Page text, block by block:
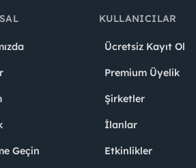
Geçin
KULLANICILAR
Ücretsiz Kayıt Ol
Premium Üyelik
Şirketler
İlanlar
Etkinlikler